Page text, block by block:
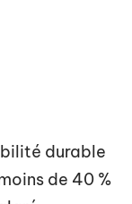
durable
de 40 %